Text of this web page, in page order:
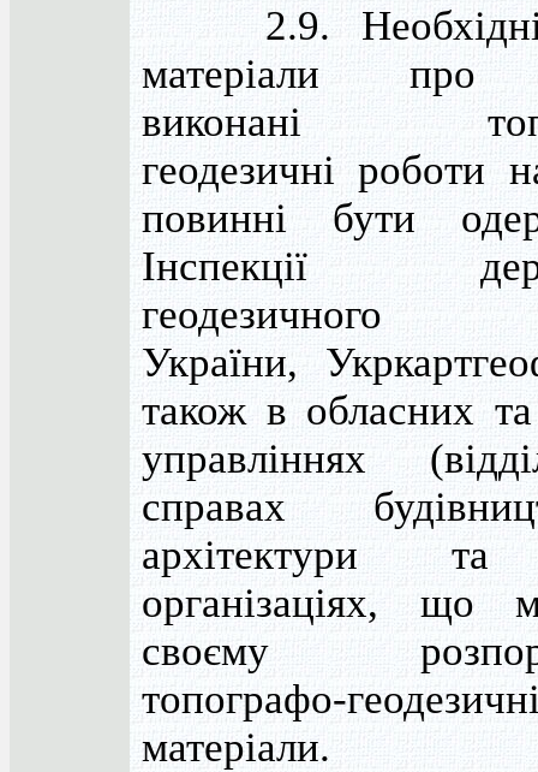
2.9. Необхідні
матеріали про
виконані
геодезичні роботи
повинні бути
Інспекції
геодезичного
України,
також в обласних
управліннях
справах
архітектури
організаціях, що
своєму
топографо-
матеріали.